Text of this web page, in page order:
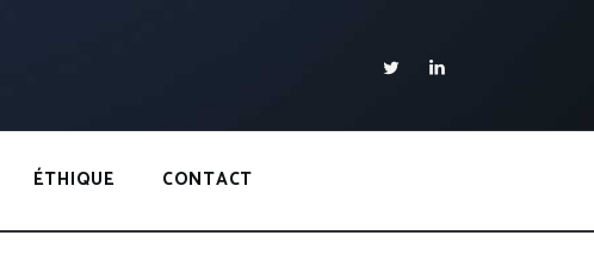
ÉTHIQUE CONTACT